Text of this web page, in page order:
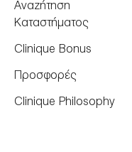
Αναζήτηση
Καταστήματος
Clinique Bonus
Προσφορές
Clinique Philosophy